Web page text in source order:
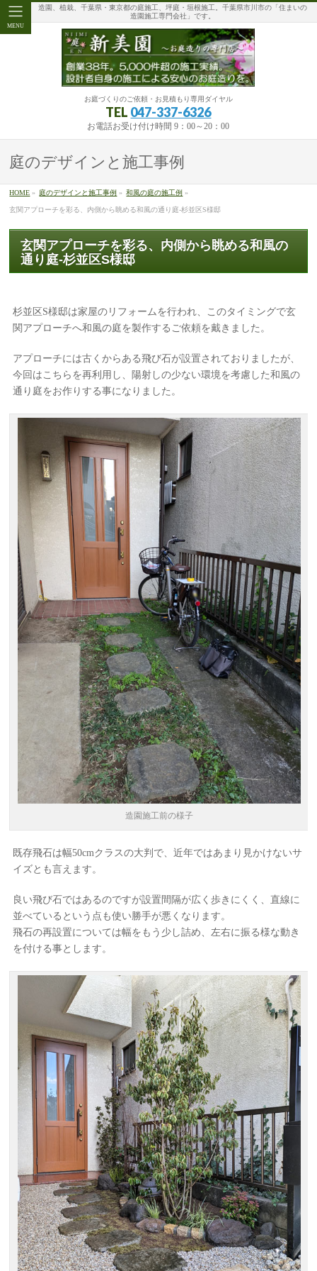
MENU
造園、植栽、千葉県・東京都の庭施工、坪庭・垣根施工。千葉県市川市の「住まいの
造園施工専門会社」です。
お庭づくりのご依頼・お見積もり専用ダイヤル
TEL 047-337-6326
お電話お受け付け時間 9：00～20：00
庭のデザインと施工事例
HOME » 庭のデザインと施工事例 » 和風の庭の施工例 »
玄関アプローチを彩る、内側から眺める和風の通り庭-杉並区S様邸
玄関アプローチを彩る、内側から眺める和風の
通り庭-杉並区S様邸
杉並区S様邸は家屋のリフォームを行われ、このタイミングで玄
関アプローチへ和風の庭を製作するご依頼を戴きました。
アプローチには古くからある飛び石が設置されておりましたが、
今回はこちらを再利用し、陽射しの少ない環境を考慮した和風の
通り庭をお作りする事になりました。
造園施工前の様子
既存飛石は幅50cmクラスの大判で、近年ではあまり見かけないサ
イズとも言えます。
良い飛び石ではあるのですが設置間隔が広く歩きにくく、直線に
並べているという点も使い勝手が悪くなります。
飛石の再設置については幅をもう少し詰め、左右に振る様な動き
を付ける事とします。